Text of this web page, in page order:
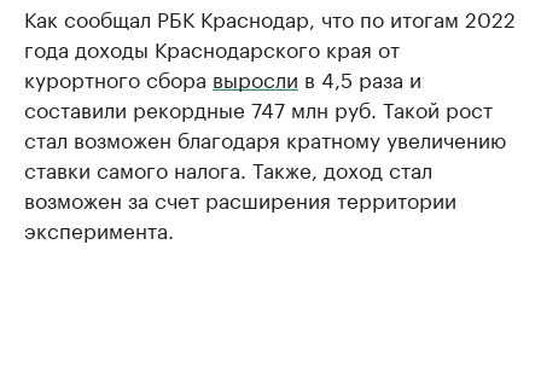
Как сообщал РБК Краснодар, что по итогам 2022
года доходы Краснодарского края от
курортного сбора выросли в 4,5 раза и
составили рекордные 747 млн руб. Такой рост
стал возможен благодаря кратному увеличению
ставки самого налога. Также, доход стал
возможен за счет расширения территории
эксперимента.